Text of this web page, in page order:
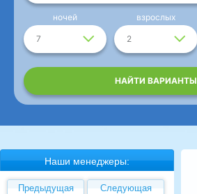
7
ночей
2
взрослых
НАЙТИ ВАРИАНТЫ
Наши менеджеры:
Предыдущая Следующая